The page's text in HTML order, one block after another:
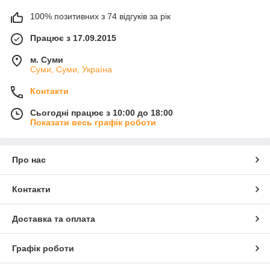
100% позитивних з 74 відгуків за рік
Працює з 17.09.2015
м. Суми
Суми, Суми, Україна
Контакти
Сьогодні працює з 10:00 до 18:00
Показати весь графік роботи
Про нас
Контакти
Доставка та оплата
Графік роботи